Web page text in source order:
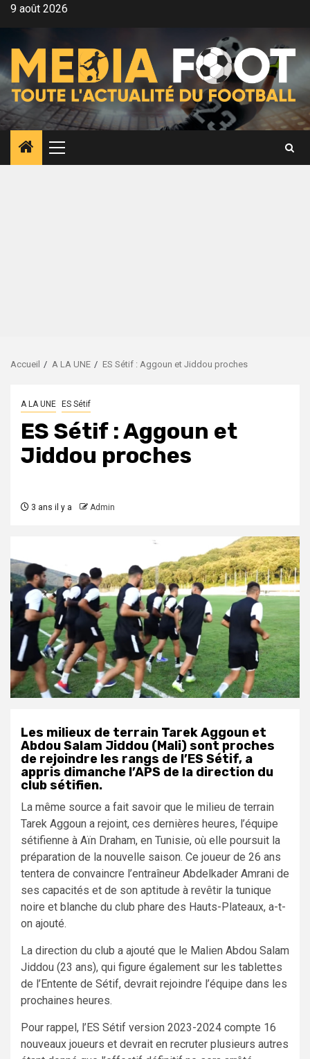
Aller9 août 2026
Menu
principal
Accueil A LA UNE ES Sétif : Aggoun et Jiddou proches
A LA UNE ES Sétif
ES Sétif : Aggoun et
Jiddou proches
3 ans il y a Admin
Les milieux de terrain Tarek Aggoun et
Abdou Salam Jiddou (Mali) sont proches
de rejoindre les rangs de l’ES Sétif, a
appris dimanche l’APS de la direction du
club sétifien.
La même source a fait savoir que le milieu de terrain
Tarek Aggoun a rejoint, ces dernières heures, l’équipe
sétifienne à Aïn Draham, en Tunisie, où elle poursuit la
préparation de la nouvelle saison. Ce joueur de 26 ans
tentera de convaincre l’entraîneur Abdelkader Amrani de
ses capacités et de son aptitude à revêtir la tunique
noire et blanche du club phare des Hauts-Plateaux, a-t-
on ajouté.
La direction du club a ajouté que le Malien Abdou Salam
Jiddou (23 ans), qui figure également sur les tablettes
de l’Entente de Sétif, devrait rejoindre l’équipe dans les
prochaines heures.
Pour rappel, l’ES Sétif version 2023-2024 compte 16
nouveaux joueurs et devrait en recruter plusieurs autres